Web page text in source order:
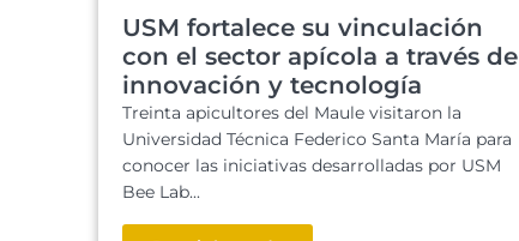
USM fortalece su vinculación
con el sector apícola a través de
innovación y tecnología
Treinta apicultores del Maule visitaron la
Universidad Técnica Federico Santa María para
conocer las iniciativas desarrolladas por USM
Bee Lab...